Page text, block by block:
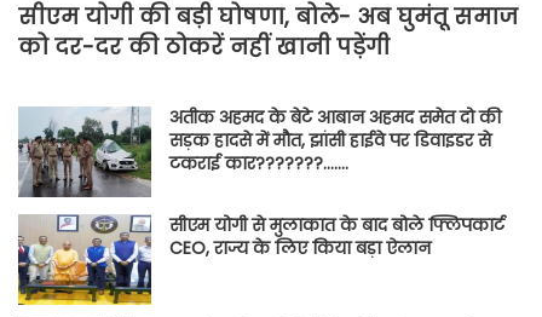
सीएम योगी की बड़ी घोषणा, बोले- अब घुमंतू समाज
को दर-दर की ठोकरें नहीं खानी पड़ेंगी
अतीक अहमद के बेटे आबान अहमद समेत दो की
सड़क हादसे में मौत, झांसी हाईवे पर डिवाइडर से
टकराई कार???????…….
सीएम योगी से मुलाकात के बाद बोले फ्लिपकार्ट
CEO, राज्य के लिए किया बड़ा ऐलान